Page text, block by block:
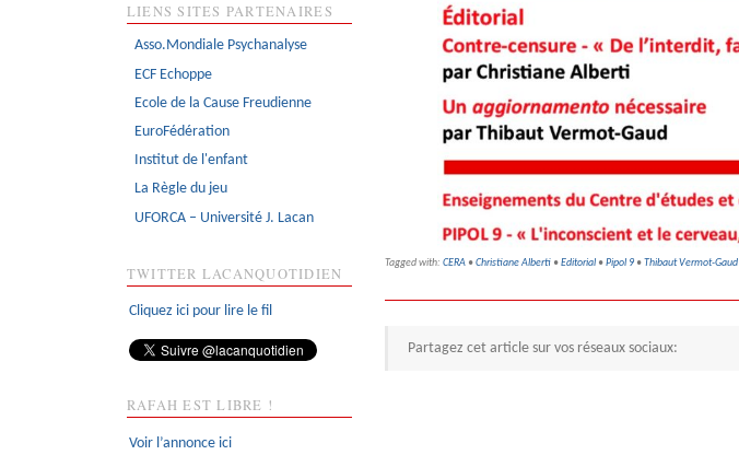
Tagged with: CERA •Christiane Alberti •Editorial •Pipol 9 •Thibaut Vermot-Gaud
Partagez cet article sur vos réseaux sociaux:
LIENS SITES PARTENAIRES
Asso.Mondiale Psychanalyse
ECF Echoppe
Ecole de la Cause Freudienne
EuroFédération
Institut de l'enfant
La Règle du jeu
UFORCA – Université J. Lacan
TWITTER LACANQUOTIDIEN
Cliquez ici pour lire le fil
RAFAH EST LIBRE !
Voir l’annonce ici